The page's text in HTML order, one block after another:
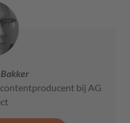
bij AG